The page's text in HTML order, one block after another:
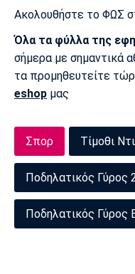
Ακολουθήστε το ΦΩΣ
Όλα τα φύλλα της
σήμερα με σημαντικά
τα προμηθευτείτε
eshop μας
Σπορ Τίμοθι
Ποδηλατικός Γύρος
Ποδηλατικός Γύρος